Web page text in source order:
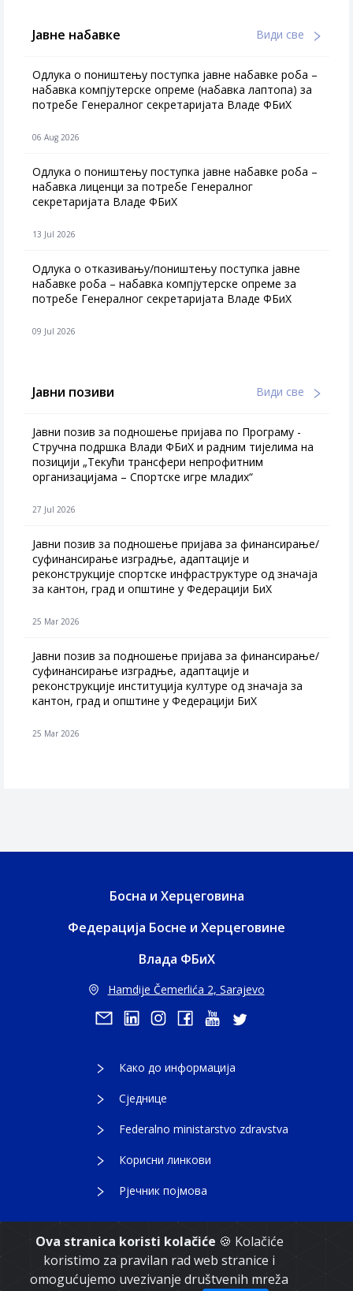
Ova stranica koristi kolačiće 🍪 Kolačiće
koristimo za pravilan rad web stranice i
omogućujemo uvezivanje društvenih mreža
Јавне набавке Види све
Одлука о поништењу поступка јавне набавке роба –
набавка компјутерске опреме (набавка лаптопа) за
потребе Генералног секретаријата Владе ФБиХ
06 Aug 2026
Одлука о поништењу поступка јавне набавке роба –
набавка лиценци за потребе Генералног
секретаријата Владе ФБиХ
13 Jul 2026
Одлука о отказивању/поништењу поступка јавне
набавке роба – набавка компјутерске опреме за
потребе Генералног секретаријата Владе ФБиХ
09 Jul 2026
Јавни позиви Види све
Јавни позив за подношење пријава по Програму -
Стручна подршка Влади ФБиХ и радним тијелима на
позицији „Текући трансфери непрофитним
организацијама – Спортске игре младих“
27 Jul 2026
Jавни позив за подношење пријава за финансирање/
суфинансирање изградње, адаптације и
реконструкције спортске инфраструктуре од значаја
за кантон, град и општине у Федерацији БиХ
25 Mar 2026
Јавни позив за подношење пријава за финансирање/
суфинансирање изградње, адаптације и
реконструкције институција културе од значаја за
кантон, град и општине у Федерацији БиХ
25 Mar 2026
Босна и Херцеговина
Федерација Босне и Херцеговине
Влада ФБиХ
Hamdije Čemerlića 2, Sarajevo
Како до информација
Сједнице
Federalno ministarstvo zdravstva
Корисни линкови
Рјечник појмова
Copyright 2021. Влада Федерације Босне и